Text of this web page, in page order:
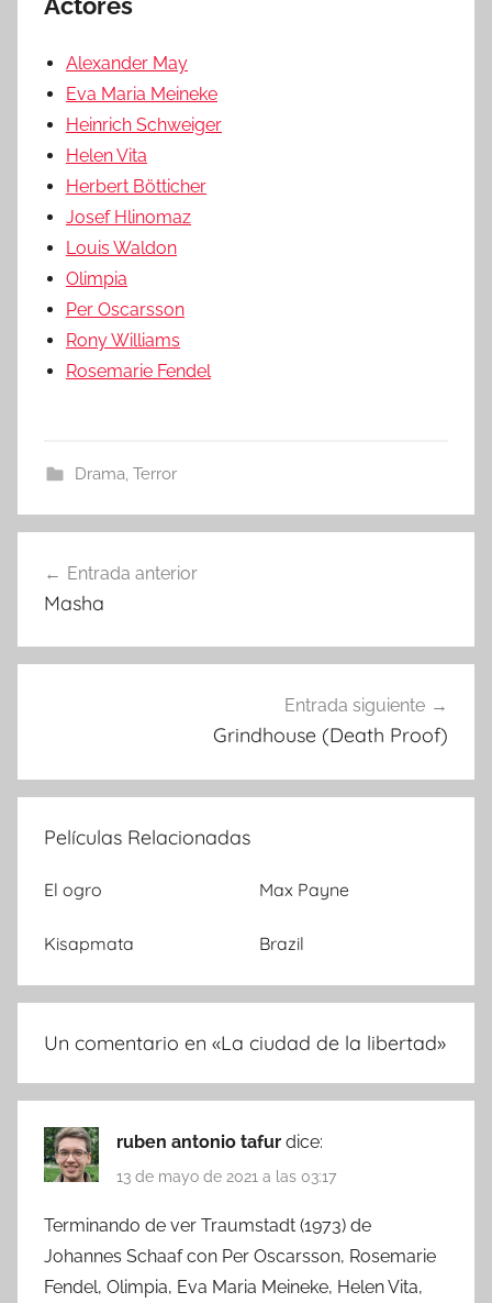
Alexander May
Eva Maria Meineke
Heinrich Schweiger
Helen Vita
Herbert Bötticher
Josef Hlinomaz
Louis Waldon
Olimpia
Per Oscarsson
Rony Williams
Rosemarie Fendel
Drama, Terror
Navegación
de
entradas
Entrada anterior
Masha
Entrada siguiente
Grindhouse (Death Proof)
Películas Relacionadas
El ogro Max Payne
Kisapmata Brazil
Un comentario en «La ciudad de la libertad»
ruben antonio tafur dice:
13 de mayo de 2021 a las 03:17
Terminando de ver Traumstadt (1973) de
Johannes Schaaf con Per Oscarsson, Rosemarie
Fendel, Olimpia, Eva Maria Meineke, Helen Vita,